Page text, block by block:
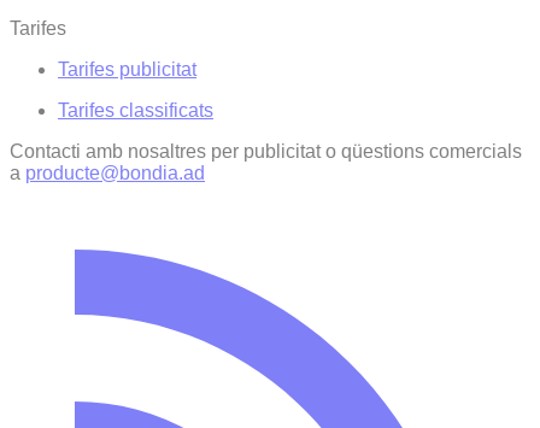
Tarifes
Tarifes publicitat
Tarifes classificats
Contacti amb nosaltres per publicitat o qüestions comercials
a producte@bondia.ad